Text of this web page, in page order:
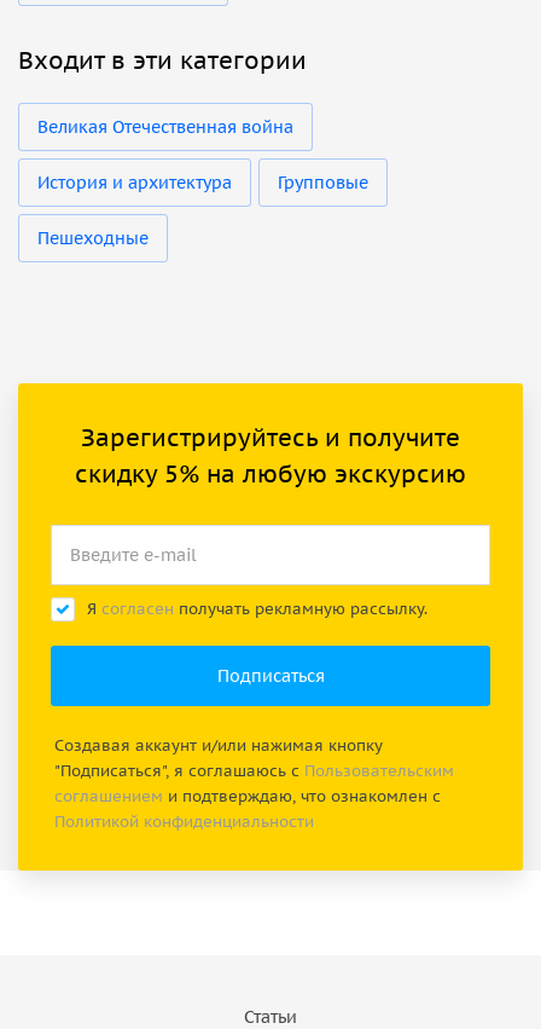
Входит в эти категории
Великая Отечественная война
История и архитектура Групповые
Пешеходные
Зарегистрируйтесь и получите
скидку 5% на любую экскурсию
Я согласен получать рекламную рассылку.
Создавая аккаунт и/или нажимая кнопку
"Подписаться", я соглашаюсь с Пользовательским
соглашением и подтверждаю, что ознакомлен с
Политикой конфиденциальности
Статьи